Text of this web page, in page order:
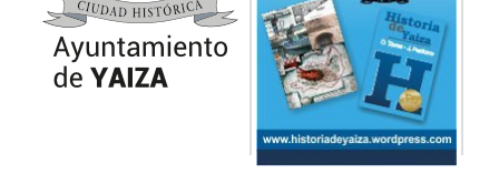
Yaiza inicia su primera
experiencia de
formación unida al
empleo con cuarenta y
cinco beneficiarios